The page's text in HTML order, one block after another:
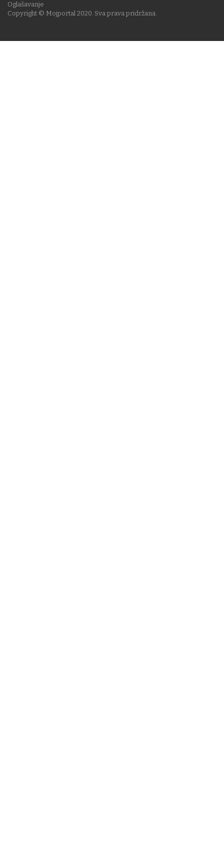
Copyright © Mojportal 2020. Sva prava pridržana.
Oglašavanje